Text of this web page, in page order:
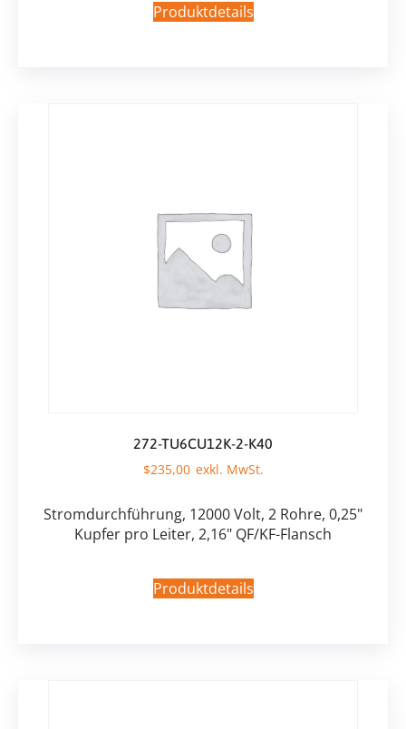
Produktdetails
272-TU6CU12K-2-K40
$235,00
Stromdurchführung, 12000 Volt, 2 Rohre, 0,25"
Kupfer pro Leiter, 2,16" QF/KF-Flansch
Produktdetails